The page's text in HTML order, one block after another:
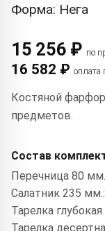
Форма: Нега
15 256 ₽ по
16 582 ₽ оплата
Костяной
предметов.
Состав
Перечница 80
Салатник 235
Тарелка
Тарелка